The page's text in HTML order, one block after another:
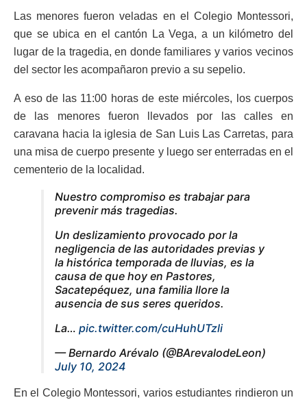
Las menores fueron veladas en el Colegio Montessori,
que se ubica en el cantón La Vega, a un kilómetro del
lugar de la tragedia, en donde familiares y varios vecinos
del sector les acompañaron previo a su sepelio.
A eso de las 11:00 horas de este miércoles, los cuerpos
de las menores fueron llevados por las calles en
caravana hacia la iglesia de San Luis Las Carretas, para
una misa de cuerpo presente y luego ser enterradas en el
cementerio de la localidad.
Nuestro compromiso es trabajar para
prevenir más tragedias.
Un deslizamiento provocado por la
negligencia de las autoridades previas y
la histórica temporada de lluvias, es la
causa de que hoy en Pastores,
Sacatepéquez, una familia llore la
ausencia de sus seres queridos.
La… pic.twitter.com/cuHuhUTzli
— Bernardo Arévalo (@BArevalodeLeon)
July 10, 2024
En el Colegio Montessori, varios estudiantes rindieron un